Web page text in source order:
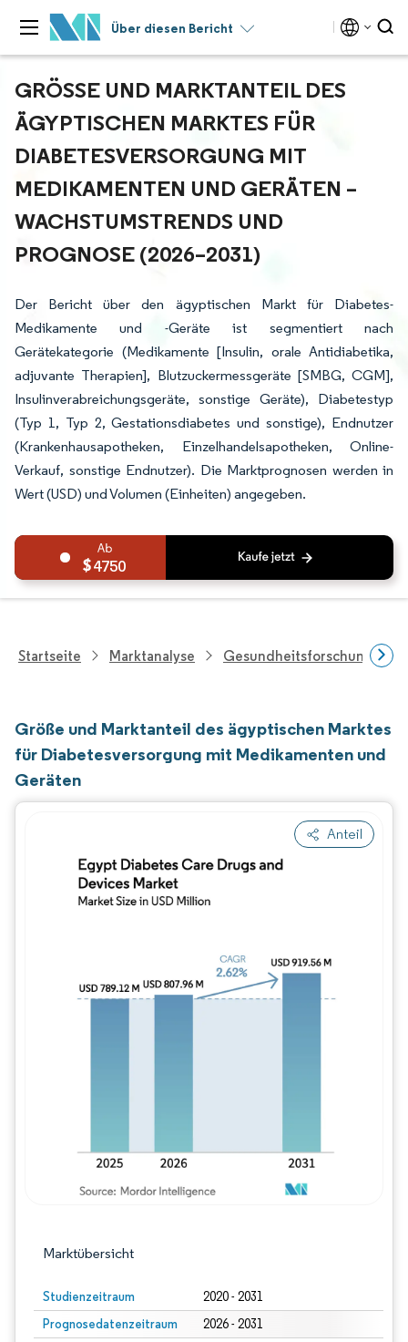
Über diesen Bericht
GRÖSSE UND MARKTANTEIL DES Ä
GYPTISCHEN MARKTES FÜR D
IABETESVERSORGUNG MIT M
EDIKAMENTEN UND GERÄTEN – W
ACHSTUMSTRENDS UND P
ROGNOSE (2026–2031)
Der Bericht über den ägyptischen Markt für Diabetes-
Medikamente und -Geräte ist segmentiert nach
Gerätekategorie (Medikamente [Insulin, orale Antidiabetika,
adjuvante Therapien], Blutzuckermessgeräte [SMBG, CGM],
Insulinverabreichungsgeräte, sonstige Geräte), Diabetestyp
(Typ 1, Typ 2, Gestationsdiabetes und sonstige), Endnutzer
(Krankenhausapotheken, Einzelhandelsapotheken, Online-
Verkauf, sonstige Endnutzer). Die Marktprognosen werden in
Wert (USD) und Volumen (Einheiten) angegeben.
4750
Startseite Marktanalyse Gesundheitsforschung
Größe und Marktanteil des ägyptischen Marktes
für Diabetesversorgung mit Medikamenten und
Geräten
Anteil
Marktübersicht
Studienzeitraum 2020 - 2031
Prognosedatenzeitraum 2026 - 2031